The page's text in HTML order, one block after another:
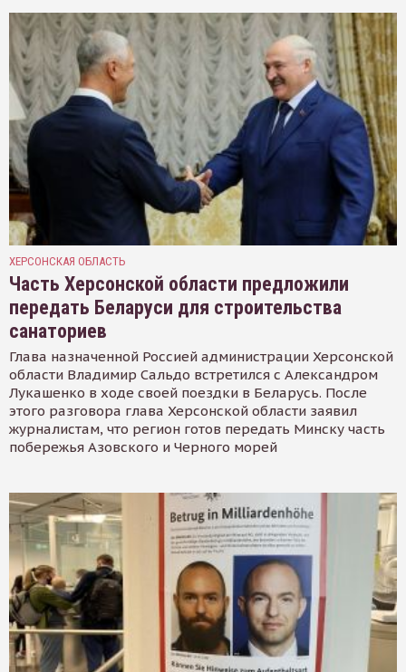
ХЕРСОНСКАЯ ОБЛАСТЬ
Часть Херсонской области предложили
передать Беларуси для строительства
санаториев
Глава назначенной Россией администрации Херсонской
области Владимир Сальдо встретился с Александром
Лукашенко в ходе своей поездки в Беларусь. После
этого разговора глава Херсонской области заявил
журналистам, что регион готов передать Минску часть
побережья Азовского и Черного морей